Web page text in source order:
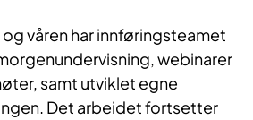
våren har innføringsteamet
webinarer
samt utviklet egne
Det arbeidet fortsetter